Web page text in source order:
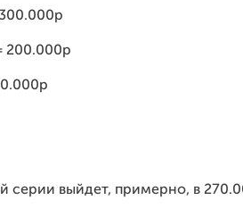
200.000р
серии выйдет, примерно, в